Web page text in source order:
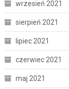
wrzesień 2021
sierpień 2021
lipiec 2021
czerwiec 2021
maj 2021